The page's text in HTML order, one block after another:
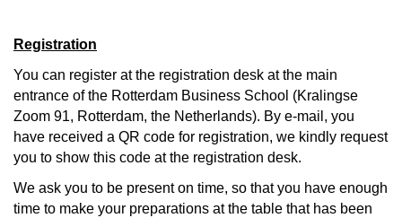
Registration
You can register at the registration desk at the main
entrance of the Rotterdam Business School (Kralingse
Zoom 91, Rotterdam, the Netherlands). By e-mail, you
have received a QR code for registration, we kindly request
you to show this code at the registration desk.
We ask you to be present on time, so that you have enough
time to make your preparations at the table that has been